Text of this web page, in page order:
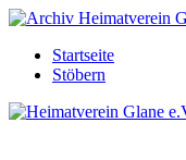
Startseite
Stöbern